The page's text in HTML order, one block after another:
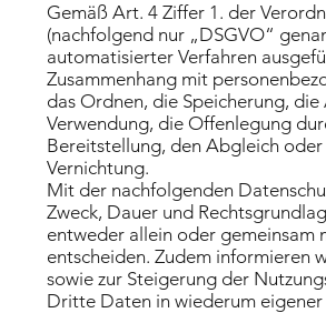
Gemäß Art. 4 Ziffer 1. der
(nachfolgend nur „DSGVO“
automatisierter Verfahren
Zusammenhang mit
das Ordnen, die Speicherung,
Verwendung, die Offenlegung
Bereitstellung, den Abgleich
Vernichtung.
Mit der nachfolgenden
Zweck, Dauer und
entweder allein oder gemeinsam
entscheiden. Zudem informieren
sowie zur Steigerung der
Dritte Daten in wiederum